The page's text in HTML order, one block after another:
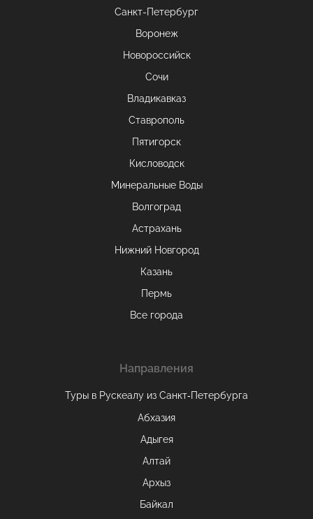
Санкт-Петербург
Воронеж
Новороссийск
Сочи
Владикавказ
Ставрополь
Пятигорск
Кисловодск
Минеральные Воды
Волгоград
Астрахань
Нижний Новгород
Казань
Пермь
Все города
Направления
Туры в Рускеалу из Санкт‑Петербурга
Абхазия
Адыгея
Алтай
Архыз
Байкал